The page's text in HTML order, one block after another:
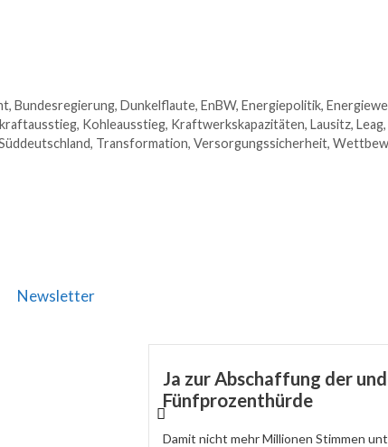
, Bundesregierung, Dunkelflaute, EnBW, Energiepolitik,
, Kohleausstieg, Kraftwerkskapazitäten, Lausitz, Leag,
, Transformation, Versorgungssicherheit,
Newsletter
Ja zur Abschaffung der
Fünfprozenthürde
Damit nicht mehr Millionen Stimmen